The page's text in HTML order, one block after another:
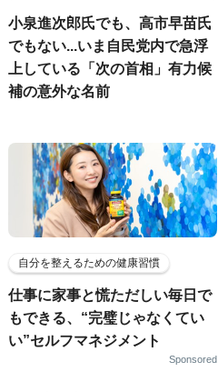
小泉進次郎氏でも、高市早苗氏
でもない...いま自民党内で急浮
上している「次の首相」有力候
補の意外な名前
自分を整えるための健康習慣
仕事に家事と慌ただしい毎日で
もできる、“完璧じゃなくてい
い”セルフマネジメント
Sponsored